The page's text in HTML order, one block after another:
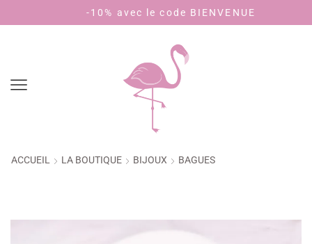
-10% avec le code BIENVENUE
ACCUEIL LA BOUTIQUE BIJOUX BAGUES